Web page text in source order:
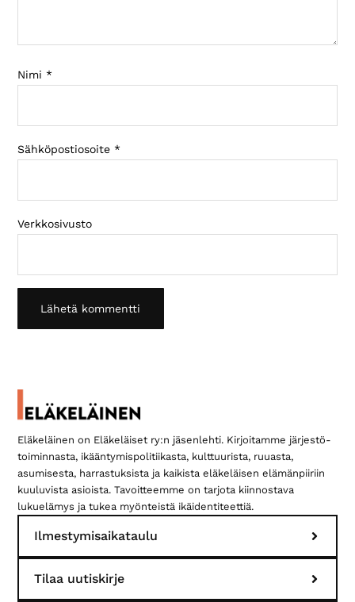
Nimi *
Sähköpostiosoite *
Verkkosivusto
Ensisijainen
sivupalkki
Eläkeläinen on Eläkeläiset ry:n jäsenlehti. Kirjoitamme järjestö­
toiminnasta, ikääntymis­politiikasta, kulttuurista, ruuasta,
asumisesta, harrastuksista ja kaikista eläkeläisen elämän­piiriin
kuuluvista asioista. Tavoitteemme on tarjota kiinnostava
lukuelämys ja tukea myönteistä ikäidentiteettiä.
Ilmestymisaikataulu
Tilaa uutiskirje